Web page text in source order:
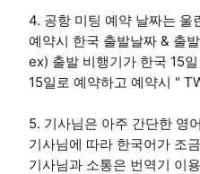
4. 공항 미팅 예약 날짜는 울
예약시 한국 출발날짜 & 출
ex) 출발 비행기가 한국 15
15일로 예약하고 예약시 "
5. 기사님은 아주 간단한 영
기사님에 따라 한국어가 조
기사님과 소통은 번역기 이